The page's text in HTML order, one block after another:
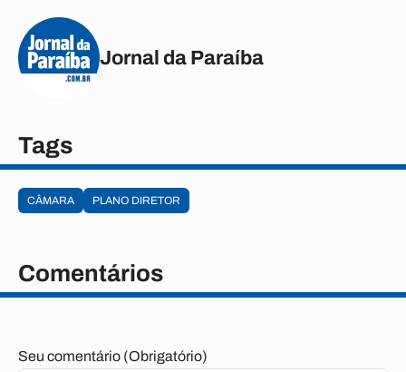
Jornal da Paraíba
Tags
CÂMARA PLANO DIRETOR
Comentários
Seu comentário (Obrigatório)